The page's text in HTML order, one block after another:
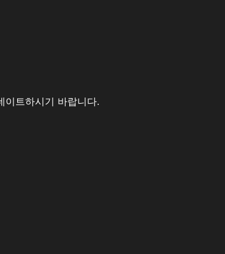
이트하시기 바랍니다.